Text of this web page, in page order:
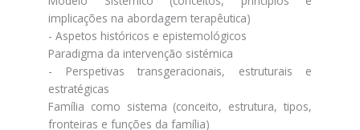
implicações na abordagem terapêutica)
- Aspetos históricos e epistemológicos
Paradigma da intervenção sistémica
- Perspetivas transgeracionais, estruturais e
estratégicas
Família como sistema (conceito, estrutura, tipos,
fronteiras e funções da família)